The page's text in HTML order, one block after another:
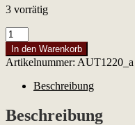
3 vorrätig
Weingut
Pöckl
Mystique
2021
Menge
In den Warenkorb
Artikelnummer: AUT1220_a
Beschreibung
Beschreibung